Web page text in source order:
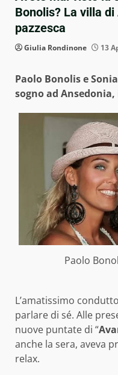
Bonolis? La villa
pazzesca
Giulia Rondinone 13
Paolo Bonolis e
sogno ad
Paolo
L’amatissimo
parlare di sé. Alle
nuove puntate di “
anche la sera, aveva
relax.